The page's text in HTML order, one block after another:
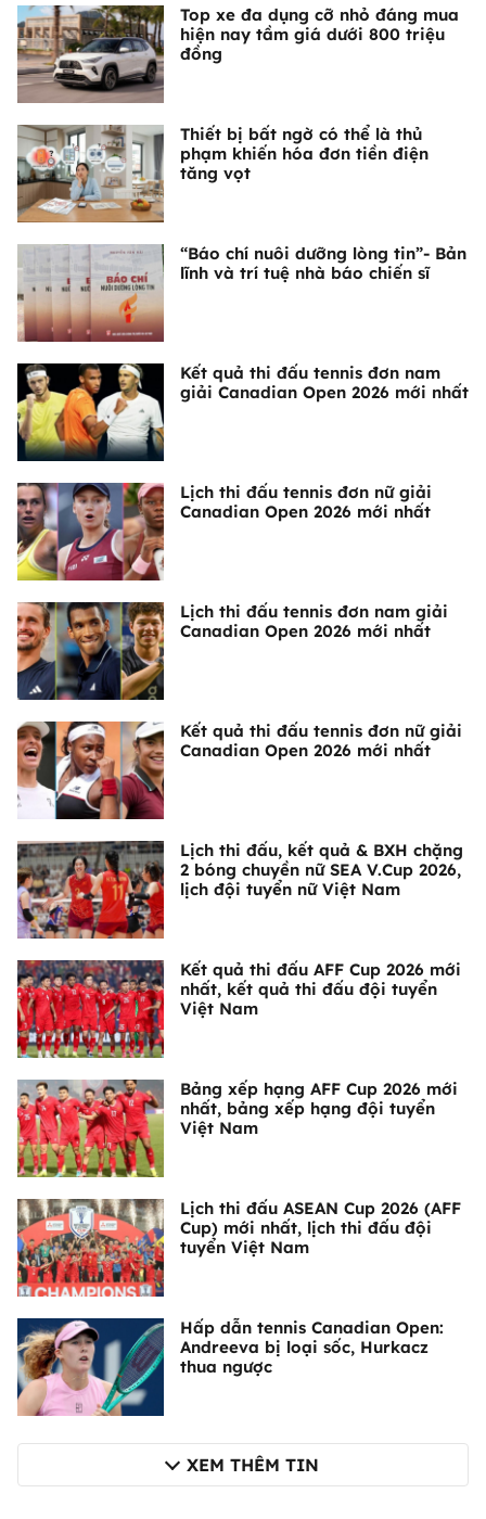
Top xe đa dụng cỡ nhỏ đáng mua
hiện nay tầm giá dưới 800 triệu
đồng
Thiết bị bất ngờ có thể là thủ
phạm khiến hóa đơn tiền điện
tăng vọt
“Báo chí nuôi dưỡng lòng tin”- Bản
lĩnh và trí tuệ nhà báo chiến sĩ
Kết quả thi đấu tennis đơn nam
giải Canadian Open 2026 mới nhất
Lịch thi đấu tennis đơn nữ giải
Canadian Open 2026 mới nhất
Lịch thi đấu tennis đơn nam giải
Canadian Open 2026 mới nhất
Kết quả thi đấu tennis đơn nữ giải
Canadian Open 2026 mới nhất
Lịch thi đấu, kết quả & BXH chặng
2 bóng chuyền nữ SEA V.Cup 2026,
lịch đội tuyển nữ Việt Nam
Kết quả thi đấu AFF Cup 2026 mới
nhất, kết quả thi đấu đội tuyển
Việt Nam
Bảng xếp hạng AFF Cup 2026 mới
nhất, bảng xếp hạng đội tuyển
Việt Nam
Lịch thi đấu ASEAN Cup 2026 (AFF
Cup) mới nhất, lịch thi đấu đội
tuyển Việt Nam
Hấp dẫn tennis Canadian Open:
Andreeva bị loại sốc, Hurkacz
thua ngược
XEM THÊM TIN